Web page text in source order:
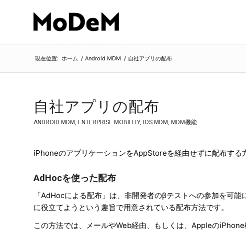
現在位置: ホーム / Android MDM / 自社アプリの配布
自社アプリの配布
ANDROID MDM, ENTERPRISE MOBILITY, IOS MDM, MDM機能
iPhoneのアプリケーションをAppStoreを経由せずに配布する
AdHocを使った配布
「AdHocによる配布」は、非開発者のβテストへの参加を可
に役立てようという趣旨で用意されている配布方法です。
この方法では、メールやWeb経由、もしくは、Appleの